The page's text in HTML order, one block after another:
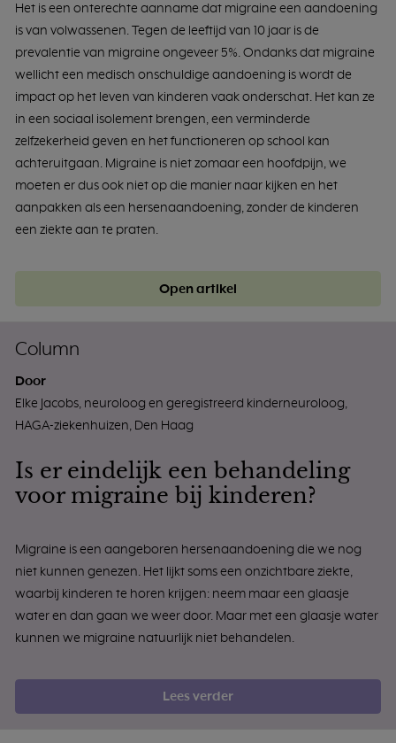
Het is een onterechte aanname dat migraine een aandoening
is van volwassenen. Tegen de leeftijd van 10 jaar is de
prevalentie van migraine ongeveer 5%. Ondanks dat migraine
wellicht een medisch onschuldige aandoening is wordt de
impact op het leven van kinderen vaak onderschat. Het kan ze
in een sociaal isolement brengen, een verminderde
zelfzekerheid geven en het functioneren op school kan
achteruitgaan. Migraine is niet zomaar een hoofdpijn, we
moeten er dus ook niet op die manier naar kijken en het
aanpakken als een hersenaandoening, zonder de kinderen
een ziekte aan te praten.
Open artikel
Column
Door
Elke Jacobs, neuroloog en geregistreerd kinderneuroloog,
HAGA-ziekenhuizen, Den Haag
Is er eindelijk een behandeling
voor migraine bij kinderen?
Migraine is een aangeboren hersenaandoening die we nog
niet kunnen genezen. Het lijkt soms een onzichtbare ziekte,
waarbij kinderen te horen krijgen: neem maar een glaasje
water en dan gaan we weer door. Maar met een glaasje water
kunnen we migraine natuurlijk niet behandelen.
Lees verder